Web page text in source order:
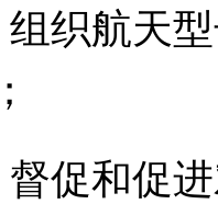
航天型
和促进